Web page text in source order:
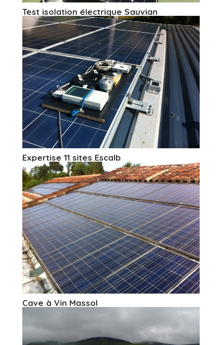
Test isolation électrique Sauvian
Expertise 11 sites Escalb
Cave à Vin Massol